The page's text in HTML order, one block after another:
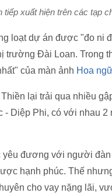
tiếp xuất hiện trên các tạp
loạt dự án được "đo ni
trường Đài Loan. Trong
của màn ảnh Hoa
lại trải qua nhiều
- Diệp Phi, có với nhau
yêu đương với người
hạnh phúc. Thế
cho vay nặng lãi,